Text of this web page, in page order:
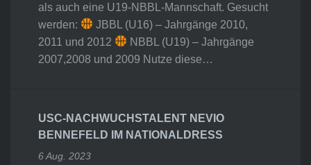
als auch eine U19-NBBL-Mannschaft. Gesucht
werden:
JBBL (U16) – Jahrgänge 2010,
2011 und 2012
NBBL (U19) – Jahrgänge
2007,2008 und 2009 Nutze diese…
USC-NACHWUCHSTALENT NEVIO
BENNEFELD IM NATIONALDRESS
6 Aug. 2023